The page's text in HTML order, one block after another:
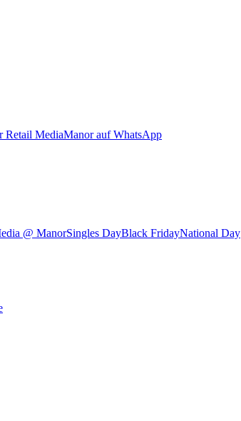
Retail MediaManor auf WhatsApp
@ ManorSingles DayBlack FridayNational Day